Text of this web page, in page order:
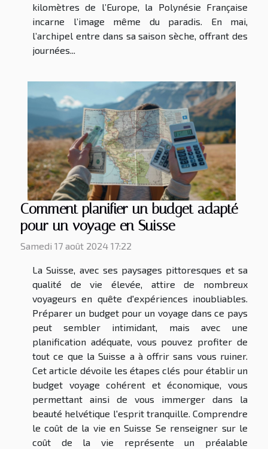
kilomètres de l’Europe, la Polynésie Française
incarne l’image même du paradis. En mai,
l’archipel entre dans sa saison sèche, offrant des
journées...
Comment planifier un budget adapté
pour un voyage en Suisse
Samedi 17 août 2024 17:22
La Suisse, avec ses paysages pittoresques et sa
qualité de vie élevée, attire de nombreux
voyageurs en quête d'expériences inoubliables.
Préparer un budget pour un voyage dans ce pays
peut sembler intimidant, mais avec une
planification adéquate, vous pouvez profiter de
tout ce que la Suisse a à offrir sans vous ruiner.
Cet article dévoile les étapes clés pour établir un
budget voyage cohérent et économique, vous
permettant ainsi de vous immerger dans la
beauté helvétique l'esprit tranquille. Comprendre
le coût de la vie en Suisse Se renseigner sur le
coût de la vie représente un préalable